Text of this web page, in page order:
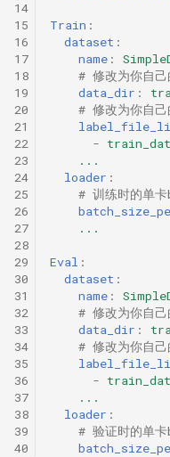
14
15
16
17
18
19
20
21
22
23
24
25
26
27
28
29
30
31
32
33
34
35
36
37
38
39
40
Train :
dataset :
name :
# 修改为你自己
data_dir :
# 修改为你自己
-
...
loader :
# 训练时的单
...
Eval :
dataset :
name :
# 修改为你自己
data_dir :
# 修改为你自己
-
...
loader :
# 验证时的单